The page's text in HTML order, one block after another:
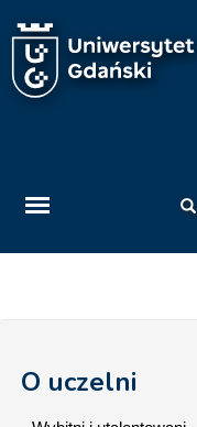
O uczelni